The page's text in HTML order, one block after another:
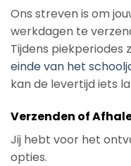
Ons streven is om
werkdagen te
Tijdens piekperiodes
einde van het
kan de levertijd iets
Verzenden of
Jij hebt voor het
opties.